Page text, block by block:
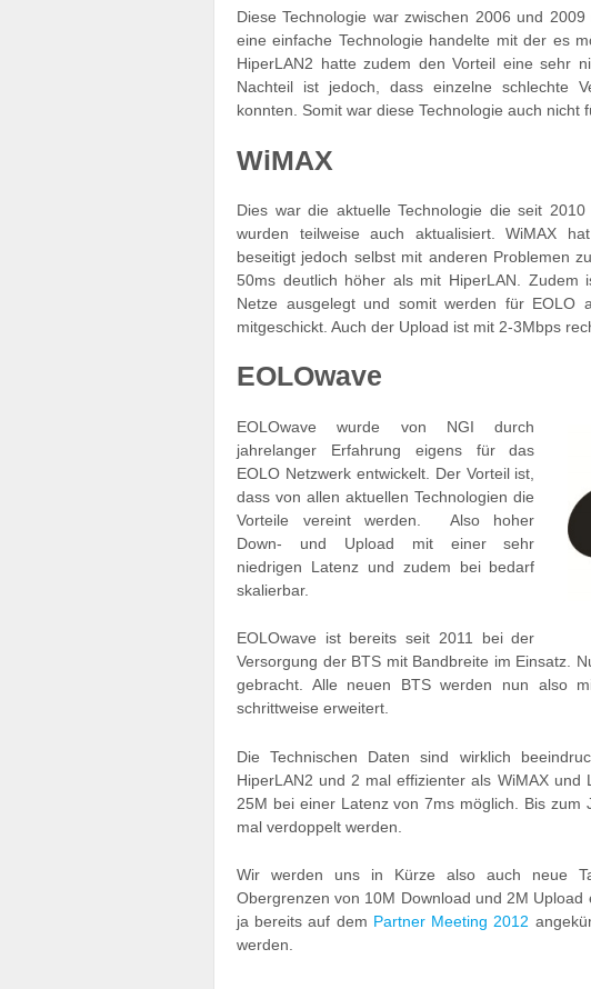
Diese Technologie war zwischen 2006 und
eine einfache Technologie handelte mit der es
HiperLAN2 hatte zudem den Vorteil eine sehr
Nachteil ist jedoch, dass einzelne schlechte
konnten. Somit war diese Technologie auch nicht
WiMAX
Dies war die aktuelle Technologie die seit
wurden teilweise auch aktualisiert. WiMAX
beseitigt jedoch selbst mit anderen Problemen
50ms deutlich höher als mit HiperLAN. Zudem
Netze ausgelegt und somit werden für EOLO
mitgeschickt. Auch der Upload ist mit 2-3Mbps
EOLOwave
EOLOwave wurde von NGI durch
jahrelanger Erfahrung eigens für das
EOLO Netzwerk entwickelt. Der Vorteil ist,
dass von allen aktuellen Technologien die
Vorteile vereint werden. Also hoher
Down- und Upload mit einer sehr
niedrigen Latenz und zudem bei bedarf
skalierbar.
EOLOwave ist bereits seit 2011 bei der
Versorgung der BTS mit Bandbreite im Einsatz.
gebracht. Alle neuen BTS werden nun also
schrittweise erweitert.
Die Technischen Daten sind wirklich
HiperLAN2 und 2 mal effizienter als WiMAX
25M bei einer Latenz von 7ms möglich. Bis
mal verdoppelt werden.
Wir werden uns in Kürze also auch neue
Obergrenzen von 10M Download und 2M
ja bereits auf dem Partner Meeting 2012
werden.